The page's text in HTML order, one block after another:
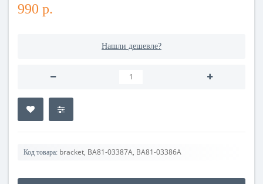
990 р.
Нашли дешевле?
Код товара: bracket, BA81-03387A, BA81-03386A